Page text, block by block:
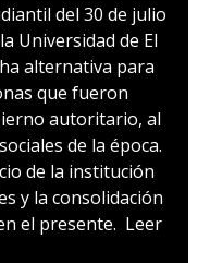
del 30 de julio
Universidad de El
alternativa para
que fueron
autoritario, al
de la época.
de la institución
y la consolidación
el presente. Leer